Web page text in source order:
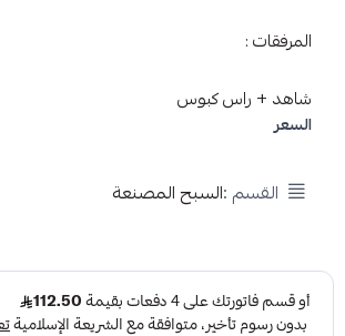
المرفقات :
شاهد + راس كبوس
السعر
القسم :السبح المصنعة